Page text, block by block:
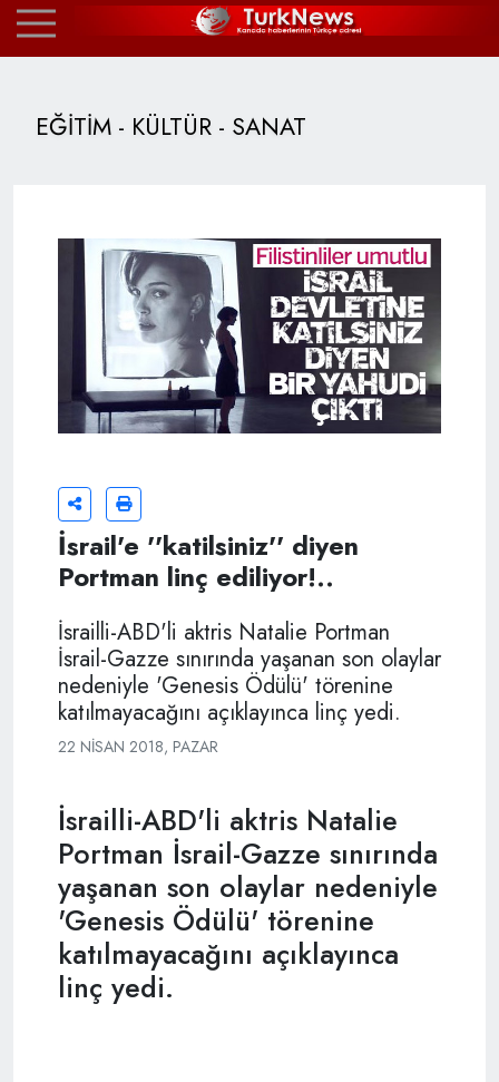
EĞİTİM - KÜLTÜR - SANAT
İsrail'e ''katilsiniz'' diyen
Portman linç ediliyor!..
İsrailli-ABD'li aktris Natalie Portman
İsrail-Gazze sınırında yaşanan son olaylar
nedeniyle 'Genesis Ödülü' törenine
katılmayacağını açıklayınca linç yedi.
22 NISAN 2018, PAZAR
İsrailli-ABD'li aktris Natalie
Portman İsrail-Gazze sınırında
yaşanan son olaylar nedeniyle
'Genesis Ödülü' törenine
katılmayacağını açıklayınca
linç yedi.